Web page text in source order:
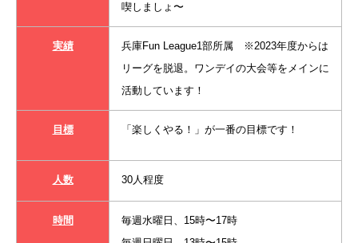
喫しましょ〜
実績
兵庫Fun League1部所属 ※2023年度からは
リーグを脱退。ワンデイの大会等をメインに
活動しています！
目標 「楽しくやる！」が一番の目標です！
人数 30人程度
時間
毎週水曜日、15時〜17時